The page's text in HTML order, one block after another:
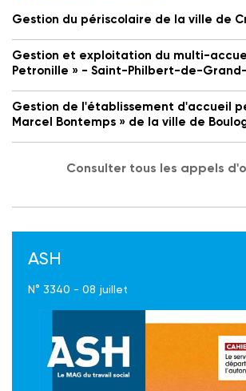
Gestion du périscolaire de la ville de
Gestion et exploitation du multi-
Petronille » - Saint-Philbert-de-
Gestion de l'établissement d'accueil
Marcel Bontemps » de la ville de
Consulter tous les appels
ASH
N° 3340 - 08 juillet